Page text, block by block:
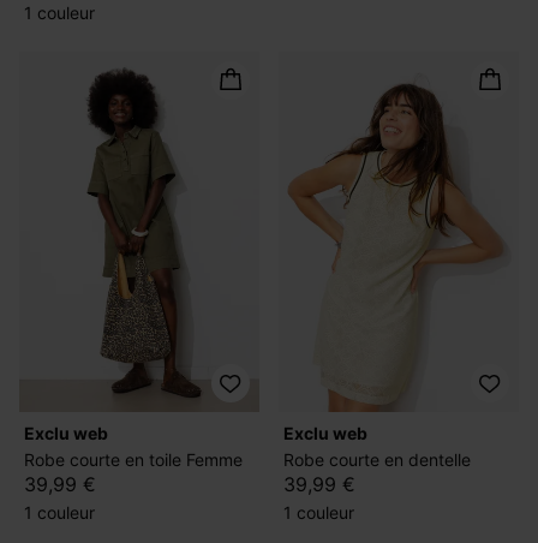
1 couleur
exclu web
Robe courte en toile Femme
39,99 €
1 couleur
exclu web
Robe courte en dentelle
39,99 €
1 couleur